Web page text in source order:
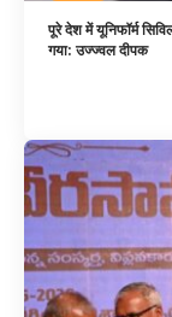
पूरे देश में यूनिफॉर्म
गया: उज्ज्वल दीपक